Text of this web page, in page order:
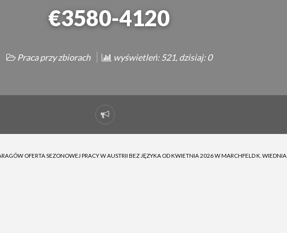
€3580-4120
Praca przy zbiorach wyświetleń: 521, dzisiaj: 0
Zgłoś
problem
OFERTA SEZONOWEJ PRACY W AUSTRII BEZ JĘZYKA OD KWIETNIA 2026 W MARCHFELD K. WIEDNIA